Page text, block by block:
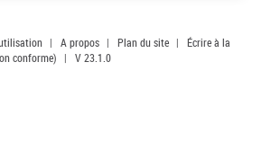
| A propos | Plan du site |
Écrire à la
conforme) | V 23.1.0